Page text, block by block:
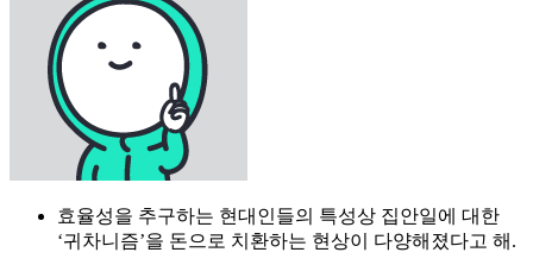
효율성을 추구하는 현대인들의 특성상 집안일에 대한
‘귀차니즘’을 돈으로 치환하는 현상이 다양해졌다고 해.